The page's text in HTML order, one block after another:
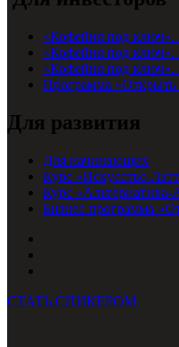
«Кофейня под ключ».
«Кофейня под
«Кофейня под
Программа «Открыть
Для развития
Для начинающих
Курс «Искусство
Курс
Бизнес программа
СТАТЬ СПИКЕРОМ